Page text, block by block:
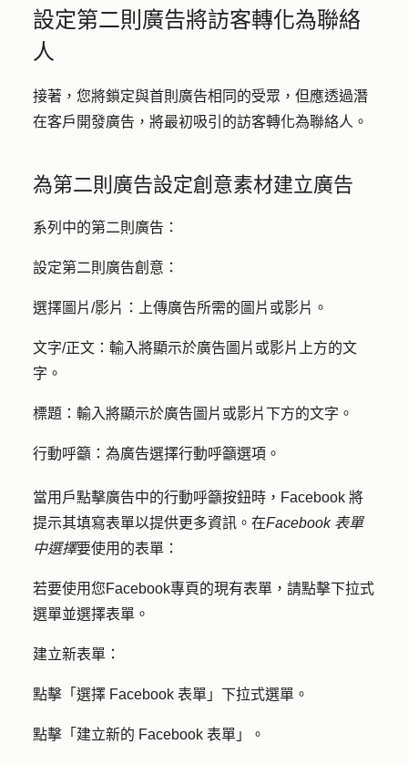
設定第二則廣告將訪客轉化為聯絡
人
接著，您將鎖定與首則廣告相同的受眾，但應透過潛
在客戶開發廣告，將最初吸引的訪客轉化為聯絡人。
為第二則廣告設定創意素材建立廣告
系列中的第二則廣告：
設定第二則廣告創意：
選擇圖片/影片： 上傳廣告所需的圖片或影片 。
文字/正文： 輸入將顯示於廣告圖片或影片上方的文
字 。
標題：輸入將顯示於廣告圖片或影片下方的文字 。
行動呼籲： 為廣告選擇行動呼籲選項。
當用戶點擊廣告中的行動呼籲按鈕時，Facebook 將
提示其填寫表單以提供更多資訊。在Facebook 表單
中選擇要使用的表單：
若要使用您Facebook專頁的現有表單，請點擊下拉式
選單並選擇表單 。
建立新表單：
點擊「 選擇 Facebook 表單 」下拉式選單。
點擊「 建立新的 Facebook 表單 」。